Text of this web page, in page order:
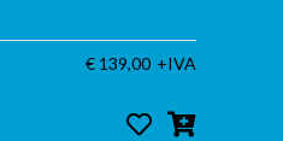
€ 139,00 +IVA